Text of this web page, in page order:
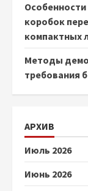
коробок
компактных
Методы
требования
АРХИВ
Июль 2026
Июнь 2026